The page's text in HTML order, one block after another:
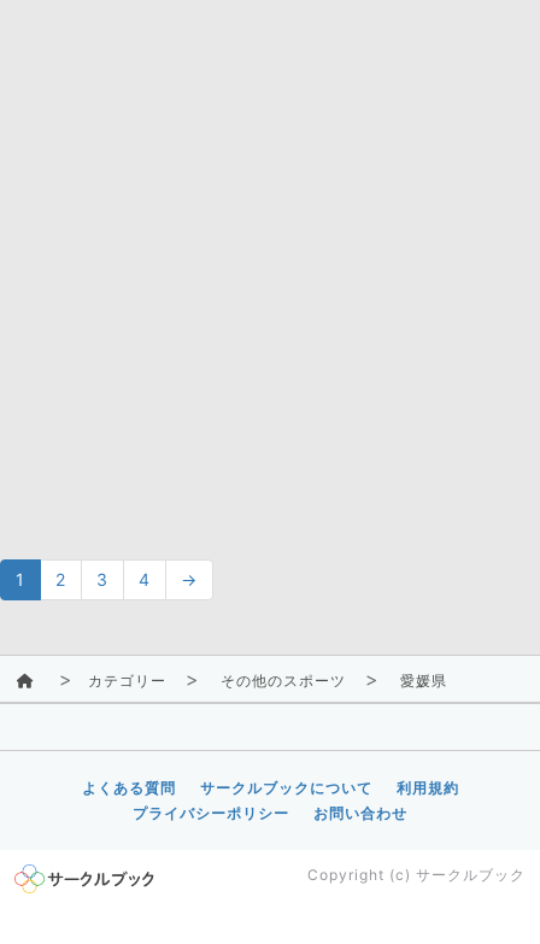
1 2 3 4 →
カテゴリー その他のスポーツ 愛媛県
よくある質問 サークルブックについて
利用規約
プライバシーポリシー
お問い合わせ
Copyright (c) サークルブック